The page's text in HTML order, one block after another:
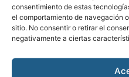
consentimiento de estas
el comportamiento de navegación
sitio. No consentir o retirar el
negativamente a ciertas
Política
Términos